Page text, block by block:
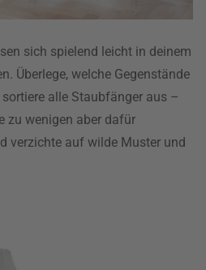
sich spielend leicht in deinem
Überlege, welche Gegenstände
alle Staubfänger aus –
zu wenigen aber dafür
verzichte auf wilde Muster und